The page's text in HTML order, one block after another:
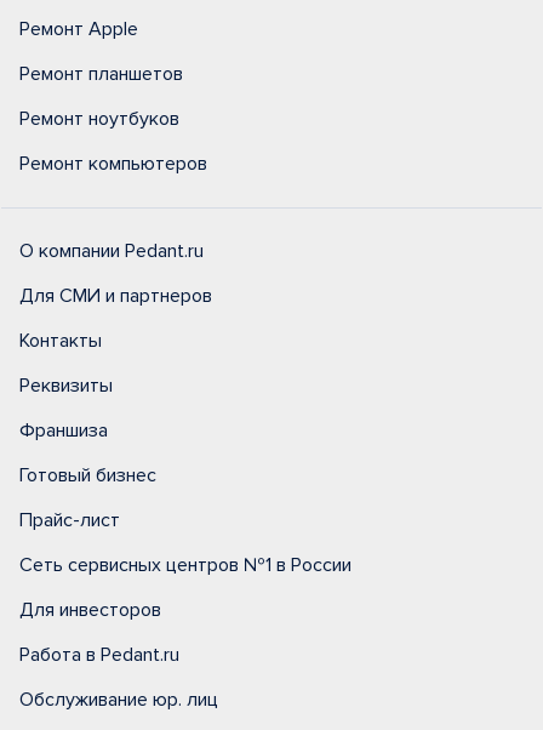
Ремонт Apple
Ремонт планшетов
Ремонт ноутбуков
Ремонт компьютеров
О компании Pedant.ru
Для СМИ и партнеров
Контакты
Реквизиты
Франшиза
Готовый бизнес
Прайс-лист
Сеть сервисных центров №1 в России
Для инвесторов
Работа в Pedant.ru
Обслуживание юр. лиц